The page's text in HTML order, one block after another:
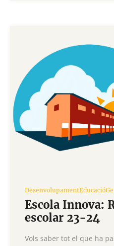
DesenvolupamentEducació
Escola Innova:
escolar 23-24
Vols saber tot el que ha